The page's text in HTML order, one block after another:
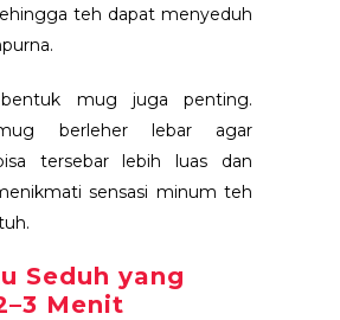
teh dapat menyeduh
mug juga penting.
berleher lebar agar
tersebar lebih luas dan
sensasi minum teh
Seduh yang
Menit